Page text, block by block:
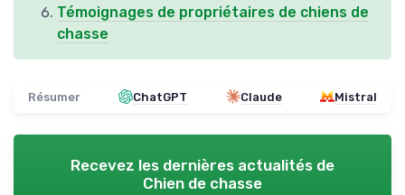
Témoignages de propriétaires de chiens de
chasse
Résumer ChatGPT Claude Mistral
Recevez les dernières actualités de
Chien de chasse